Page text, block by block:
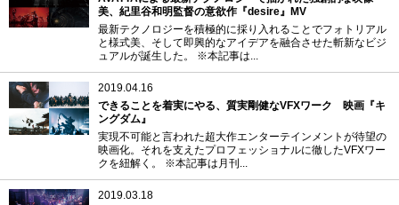
美、紀里谷和明監督の意欲作『desire』MV
最新テクノロジーを積極的に採り入れることでフォトリアル
と様式美、そして即興的なアイデアを融合させた斬新なビジ
ュアルが誕生した。 ※本記事は...
2019.04.16
できることを着実にやる、質実剛健なVFXワーク 映画『キ
ングダム』
実現不可能と言われた超大作エンターテインメントが待望の
映画化。それを支えたプロフェッショナルに徹したVFXワー
クを紐解く。 ※本記事は月刊...
2019.03.18